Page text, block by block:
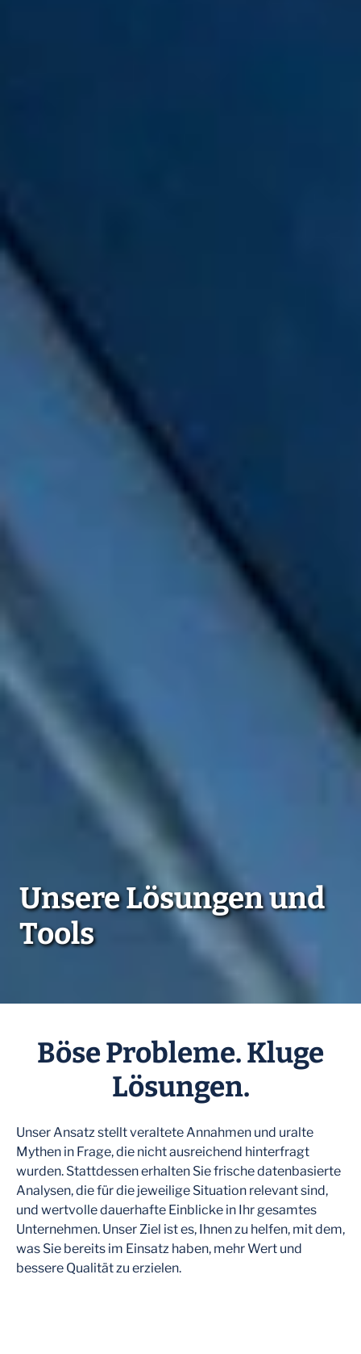
Unsere Lösungen und
Tools
Böse Probleme. Kluge
Lösungen.
Unser Ansatz stellt veraltete Annahmen und uralte
Mythen in Frage, die nicht ausreichend hinterfragt
wurden. Stattdessen erhalten Sie frische datenbasierte
Analysen, die für die jeweilige Situation relevant sind,
und wertvolle dauerhafte Einblicke in Ihr gesamtes
Unternehmen. Unser Ziel ist es, Ihnen zu helfen, mit dem,
was Sie bereits im Einsatz haben, mehr Wert und
bessere Qualität zu erzielen.